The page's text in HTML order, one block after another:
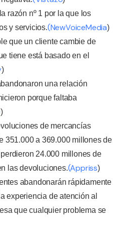
razón nº 1 por la que los
y servicios.(NewVoiceMedia)
que un cliente cambie de
tiene está basado en el
)
una relación
porque faltaba
)
de mercancías
351.000 a 369.000 millones de
24.000 millones de
las devoluciones.(Appriss)
abandonarán rápidamente
experiencia de atención al
que cualquier problema se